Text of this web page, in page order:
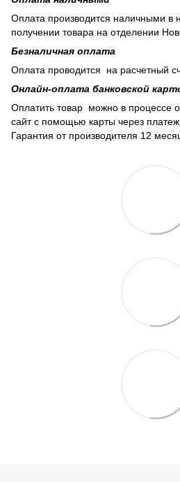
Оплата производится наличными в
получении товара на отделении
Безналичная оплата
Оплата проводится на расчетный
Онлайн-оплата банковской
Оплатить товар можно в процессе
сайт с помощью карты через
Гарантия от производителя 12